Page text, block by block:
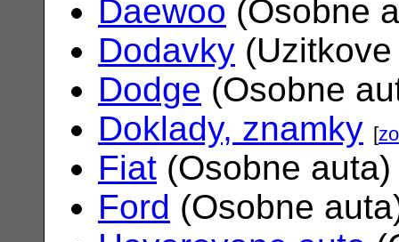
Daewoo (Osobne
Dodavky
Dodge (Osobne
Doklady, znamky [
Fiat (Osobne
Ford (Osobne